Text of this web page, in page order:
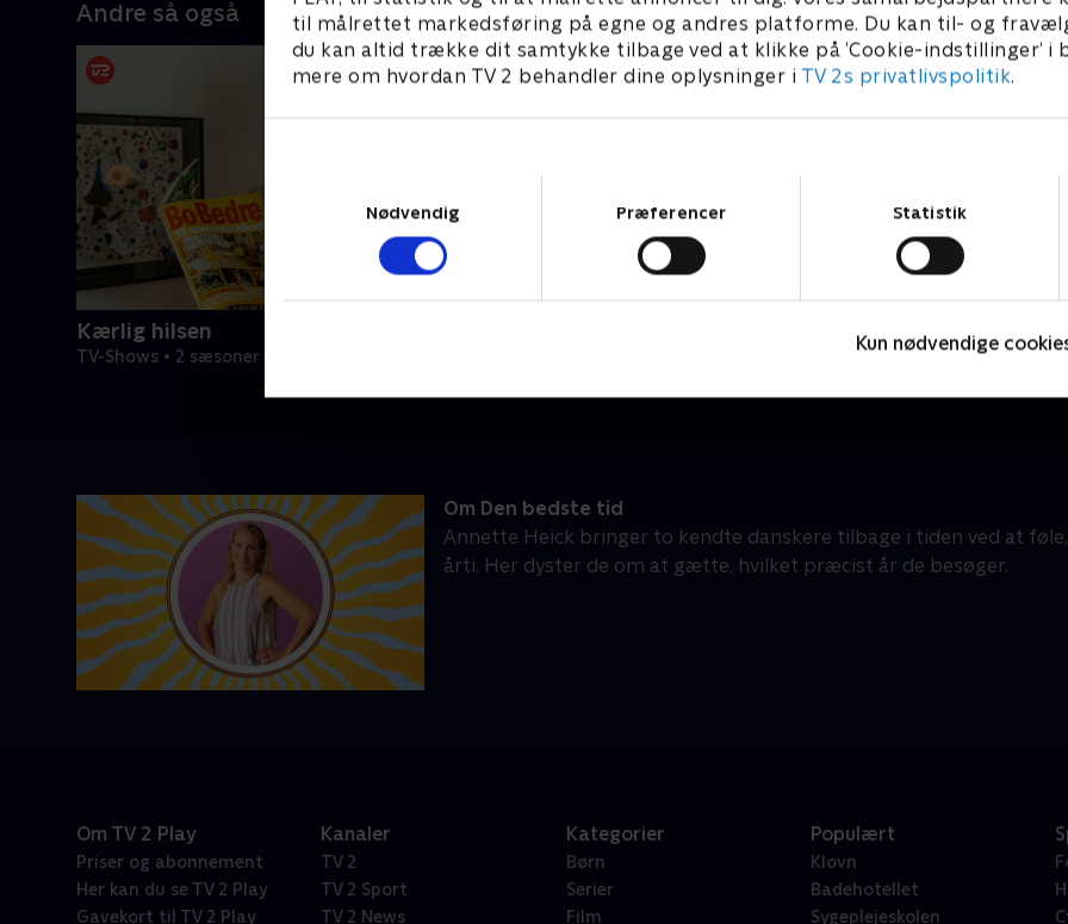
til målrettet markedsføring på egne og andres platforme. Du kan til- og
du kan altid trække dit samtykke tilbage ved at klikke på ’Cookie-indstillinger’ i
mere om hvordan TV 2 behandler dine oplysninger i TV 2s privatlivspolitik.
Nødvendig
Præferencer Statistik
Kun nødvendige
Andre så også
Kærlig hilsen
TV-Shows • 2 sæsoner
Om Den bedste tid
Annette Heick bringer to kendte danskere tilbage i tiden ved at
årti. Her dyster de om at gætte, hvilket præcist år de besøger.
Om TV 2 Play
Priser og abonnement
Her kan du se TV 2 Play
Gavekort til TV 2 Play
Kanaler
TV 2
TV 2 Sport
TV 2 News
Kategorier
Børn
Serier
Film
Populært
Klovn
Badehotellet
Sygeplejeskolen